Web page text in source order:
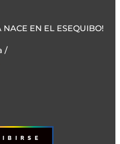
NACE EN EL ESEQUIBO!
/
I B I R S E